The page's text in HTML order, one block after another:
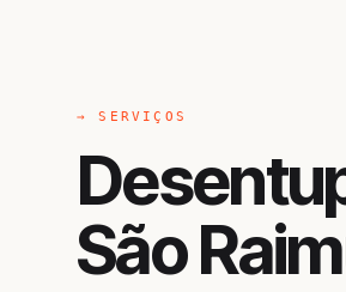
→ SERVIÇOS
São